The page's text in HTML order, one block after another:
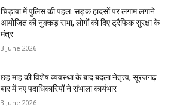
चिड़ावा में पुलिस की पहल: सड़क हादसों पर लगाम लगाने
आयोजित की नुक्कड़ सभा, लोगों को दिए ट्रैफिक सुरक्षा के
मंत्र
3 June 2026
छह माह की विशेष व्यवस्था के बाद बदला नेतृत्व, सूरजगढ़
बार में नए पदाधिकारियों ने संभाला कार्यभार
3 June 2026